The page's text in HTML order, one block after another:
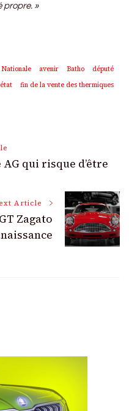
propre. »
Nationale avenir Batho
député
état
fin de la vente des thermiques
qui risque d’être
Article
Zagato